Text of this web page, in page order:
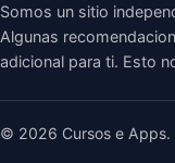
Somos un sitio
Algunas
adicional para ti. Esto
© 2026 Cursos e Apps.